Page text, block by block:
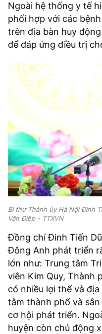
Điện thoại:
MẠNG XÃ HỘI
Ngoài hệ thống y tế
phối hợp với các
trên địa bàn huy
để đáp ứng điều trị
Bí thư Thành ủy Hà Nội Đinh
Văn Điệp - TTXVN
Đồng chí Đinh Tiến
Đông Anh phát triển
lớn như: Trung tâm
viên Kim Quy, Thành
có nhiều lợi thế và
tâm thành phố và
cơ hội phát triển.
huyện còn chủ động